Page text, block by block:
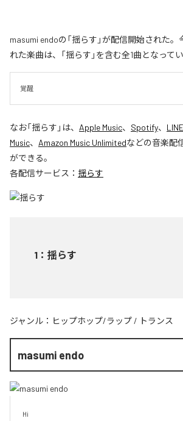
masumi endoの「揺らす」が配信開始された
れた楽曲は、「揺らす」を含む全1曲となってい
覚醒
なお「揺らす 」は、 Apple Music、 Spotify、
Music、 Amazon Music Unlimitedなどの音楽配
ができる。
各配信サービス： 揺らす
1 ： 揺らす
ジャンル： ヒップホップ/ラップ / トランス
masumi endo
Hi